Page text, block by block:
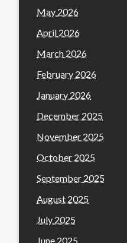
May 2026
April 2026
March 2026
February 2026
January 2026
December 2025
November 2025
October 2025
September 2025
August 2025
July 2025
June 2025